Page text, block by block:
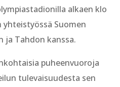
alkaen klo
Suomen
ja Tahdon kanssa.
puheenvuoroja
tulevaisuudesta sen